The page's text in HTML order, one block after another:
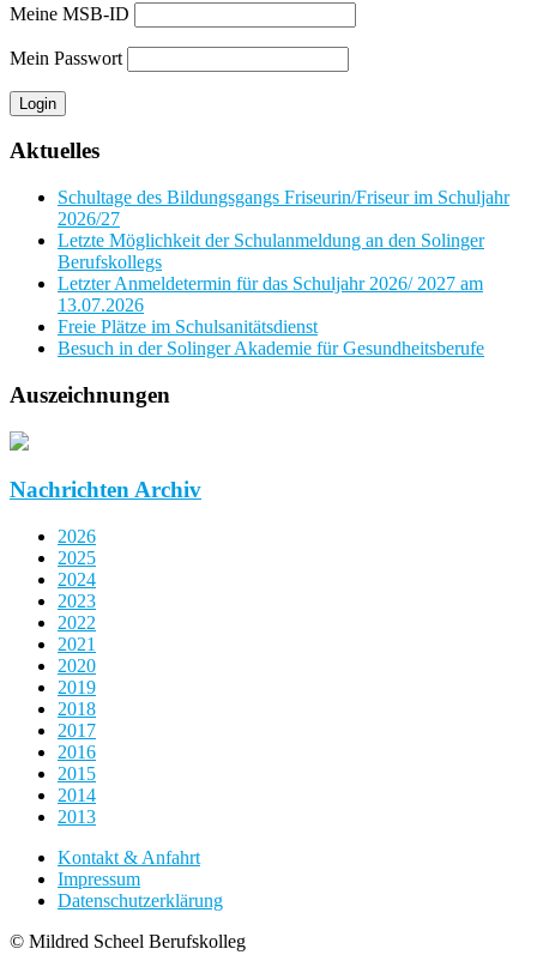
Meine MSB-ID
Mein Passwort
Aktuelles
Schultage des Bildungsgangs Friseurin/Friseur im Schuljahr
2026/27
Letzte Möglichkeit der Schulanmeldung an den Solinger
Berufskollegs
Letzter Anmeldetermin für das Schuljahr 2026/ 2027 am
13.07.2026
Freie Plätze im Schulsanitätsdienst
Besuch in der Solinger Akademie für Gesundheitsberufe
Auszeichnungen
Nachrichten Archiv
2026
2025
2024
2023
2022
2021
2020
2019
2018
2017
2016
2015
2014
2013
Kontakt & Anfahrt
Impressum
Datenschutzerklärung
© Mildred Scheel Berufskolleg